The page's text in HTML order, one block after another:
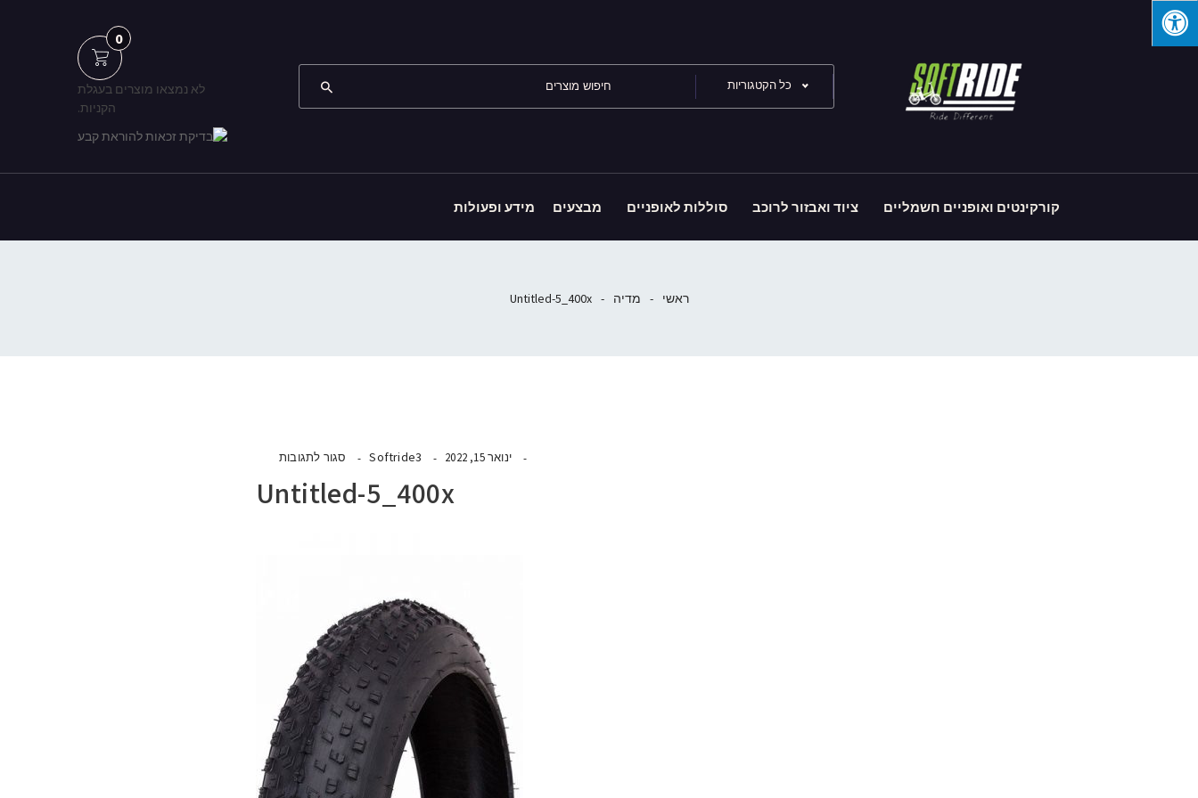
כל הקטגוריות
0
לא נמצאו מוצרים בעגלת
הקניות.
קורקינטים ואופניים חשמליים ציוד ואבזור לרוכב סוללות לאופניים מבצעים מידע ופעולות
ראשי - מדיה -
Untitled-5_400x
ינואר 15, 2022 Softride3 סגור לתגובות
Untitled-5_400x